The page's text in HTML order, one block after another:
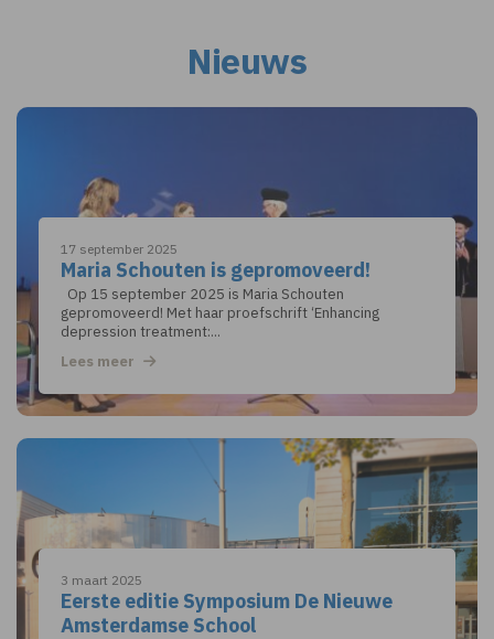
Nieuws
17 september 2025
Maria Schouten is gepromoveerd!
Op 15 september 2025 is Maria Schouten
gepromoveerd! Met haar proefschrift ‘Enhancing
depression treatment:...
Lees meer
3 maart 2025
Eerste editie Symposium De Nieuwe
Amsterdamse School